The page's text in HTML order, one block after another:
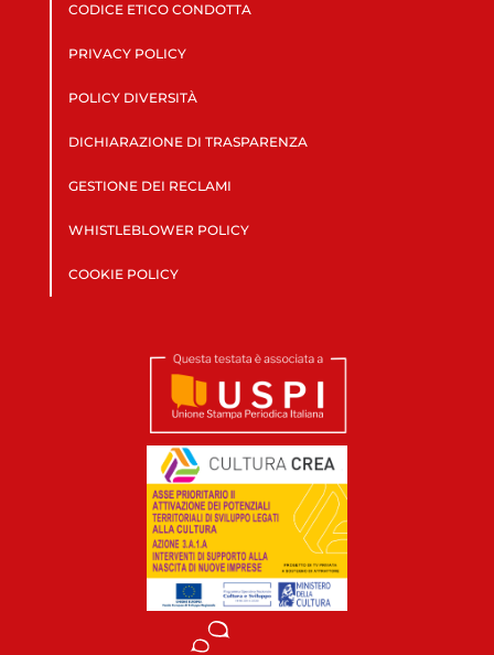
CODICE ETICO CONDOTTA
PRIVACY POLICY
POLICY DIVERSITÀ
DICHIARAZIONE DI TRASPARENZA
GESTIONE DEI RECLAMI
WHISTLEBLOWER POLICY
COOKIE POLICY